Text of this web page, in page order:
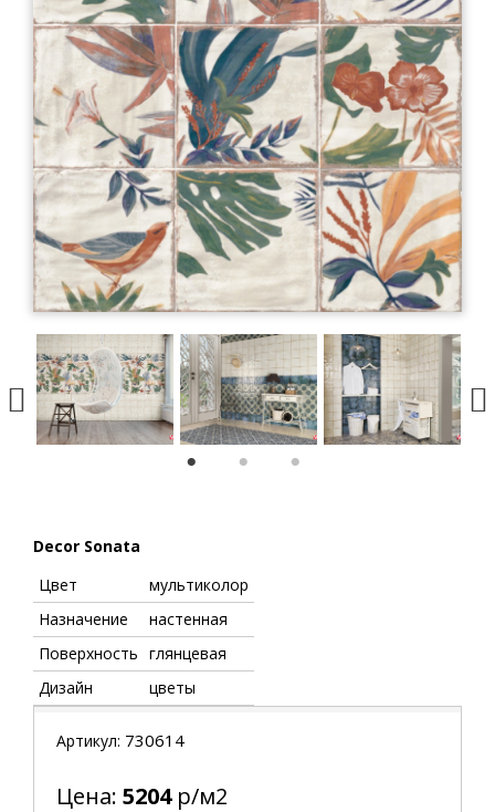
Decor Sonata
Цвет
мультиколор
Назначение
настенная
Поверхность глянцевая
Дизайн
цветы
Артикул: 730614
Цена: 5204р/м2